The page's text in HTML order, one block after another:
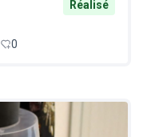
Réalisé
0